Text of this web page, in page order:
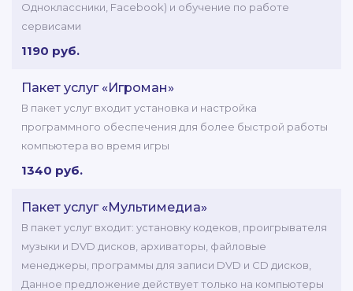
Одноклассники, Facebook) и обучение по работе
сервисами
1190 руб.
Пакет услуг «Игроман»
В пакет услуг входит установка и настройка
программного обеспечения для более быстрой работы
компьютера во время игры
1340 руб.
Пакет услуг «Мультимедиа»
В пакет услуг входит: установку кодеков, проигрывателя
музыки и DVD дисков, архиваторы, файловые
менеджеры, программы для записи DVD и CD дисков,
Данное предложение действует только на компьютеры